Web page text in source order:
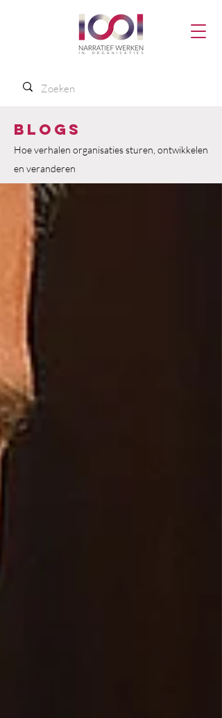
Blogs
Hoe verhalen organisaties sturen, ontwikkelen
en veranderen